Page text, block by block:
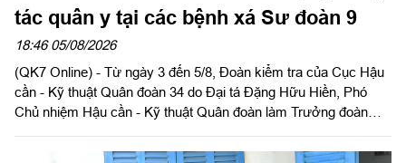
tác quân y tại các bệnh xá Sư đoàn 9
18:46 05/08/2026
(QK7 Online) - Từ ngày 3 đến 5/8, Đoàn kiểm tra của Cục Hậu
cần - Kỹ thuật Quân đoàn 34 do Đại tá Đặng Hữu Hiền, Phó
Chủ nhiệm Hậu cần - Kỹ thuật Quân đoàn làm Trưởng đoàn
thuộc Sư đoàn 9. Đây là hoạt động nhằm đánh giá chất lượng